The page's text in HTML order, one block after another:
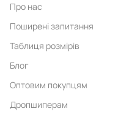
Про нас
Поширені запитання
Таблиця розмірів
Блог
Оптовим покупцям
Дропшиперам